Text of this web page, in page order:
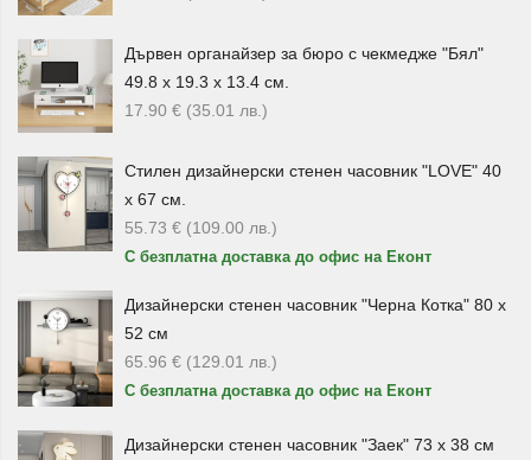
ограничено пространство, защото събират много
бурканчета на компактна основа. Те могат да стоят на
кухненския плот, в шкаф или близо до зоната за готвене.
Мелнички за сол, пипер и подправки
В категорията ще намерите още
подправки, включително дървени модели с керамичен
подходящи за прясно смилане на пипер, морска сол и
различни сухи подправки.
Мелничките са практичен аксесоар както за кухнята, така
непосредствено преди сервиране и да добавите по-
Дървен органайзер за бюро с чекмедже "Бял"
49.8 х 19.3 х 13.4 см.
17.90 € (35.01 лв. )
Стилен дизайнерски стенен часовник "LOVE" 40
х 67 см.
55.73 € (109.00 лв.)
С безплатна доставка до офис на Еконт
Дизайнерски стенен часовник "Черна Котка" 80 х
52 см
65.96 € (129.01 лв.)
С безплатна доставка до офис на Еконт
Дизайнерски стенен часовник "Заек" 73 х 38 см